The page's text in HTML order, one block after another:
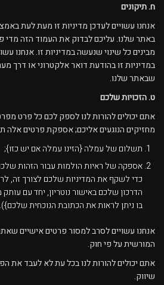
ח. תיקונים
אנחנו עשויים לעדכן מדיניות זו מעת לעת
באתר שלנו. עליכם לבדוק את העמוד הזה
מבינים כל שינוי שנעשה במדיניות זו. אנחנו
במדיניות זו בהודעת דואר אלקטרוני או דרך
שבאתר שלנו.
ט. הזכויות שלכם
אתם יכולים להורות לנו לספק לכם כל פרט
מחזיקים הנוגעים אליכם; אספקת פרטים אלה
תשלום של עמלה {הזינו עמלה אם יש כזו};
אספקה של ראיות הולמות עבור הזהות
כדי לשקף את המדיניות שלכם לצורך זה,
הדרכון שלכם באישור נוטריון, יחד עם
בו ניתן לראות את הכתובת הנוכחית שלכם}).
אנחנו עשויים לסרב למסור פרטים אישיים
המורשית על פי חוק.
אתם יכולים להורות לנו בכל עת לא לעבד את
שיווק.